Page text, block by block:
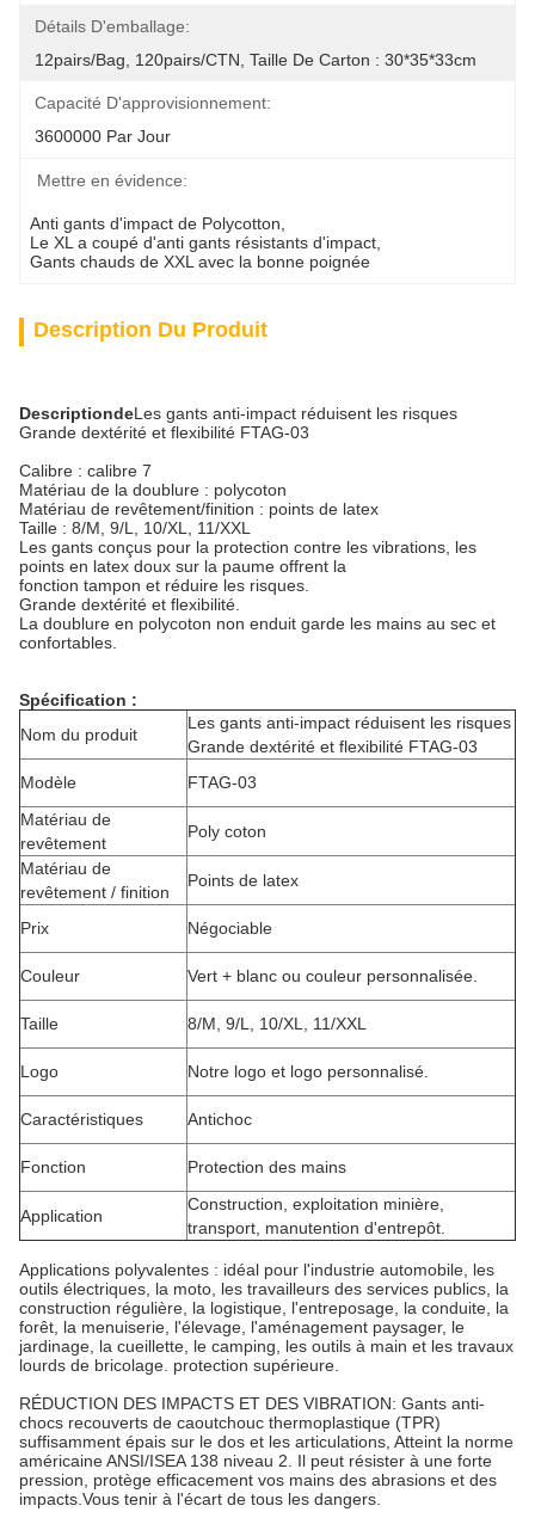
Détails D'emballage:
12pairs/bag, 120pairs/CTN, Taille De Carton : 30*35*33cm
Capacité D'approvisionnement:
3600000 Par Jour
Mettre en évidence:
Anti gants d'impact de Polycotton
Le XL a coupé d'anti gants résistants d'impact
Gants chauds de XXL avec la bonne poignée
Description Du Produit
DescriptiondeLes gants anti-impact réduisent les risques
Grande dextérité et flexibilité FTAG-03
Calibre : calibre 7
Matériau de la doublure : polycoton
Matériau de revêtement/finition : points de latex
Taille : 8/M, 9/L, 10/XL, 11/XXL
Les gants conçus pour la protection contre les vibrations, les
points en latex doux sur la paume offrent la
fonction tampon et réduire les risques.
Grande dextérité et flexibilité.
La doublure en polycoton non enduit garde les mains au sec et
confortables.
Spécification :
Nom du produit
Les gants anti-impact réduisent les risques
Grande dextérité et flexibilité FTAG-03
Modèle
FTAG-03
Matériau de
revêtement
Poly coton
Matériau de
revêtement / finition
Points de latex
Prix Négociable
Couleur Vert + blanc ou couleur personnalisée.
Taille 8/M, 9/L, 10/XL, 11/XXL
Logo Notre logo et logo personnalisé.
Caractéristiques Antichoc
Fonction Protection des mains
Application
Construction, exploitation minière,
transport, manutention d'entrepôt.
Applications polyvalentes : idéal pour l'industrie automobile, les
outils électriques, la moto, les travailleurs des services publics, la
construction régulière, la logistique, l'entreposage, la conduite, la
forêt, la menuiserie, l'élevage, l'aménagement paysager, le
jardinage, la cueillette, le camping, les outils à main et les travaux
lourds de bricolage. protection supérieure.
RÉDUCTION DES IMPACTS ET DES VIBRATION: Gants anti-
chocs recouverts de caoutchouc thermoplastique (TPR)
suffisamment épais sur le dos et les articulations, Atteint la norme
américaine ANSI/ISEA 138 niveau 2. Il peut résister à une forte
pression, protège efficacement vos mains des abrasions et des
impacts.Vous tenir à l'écart de tous les dangers.